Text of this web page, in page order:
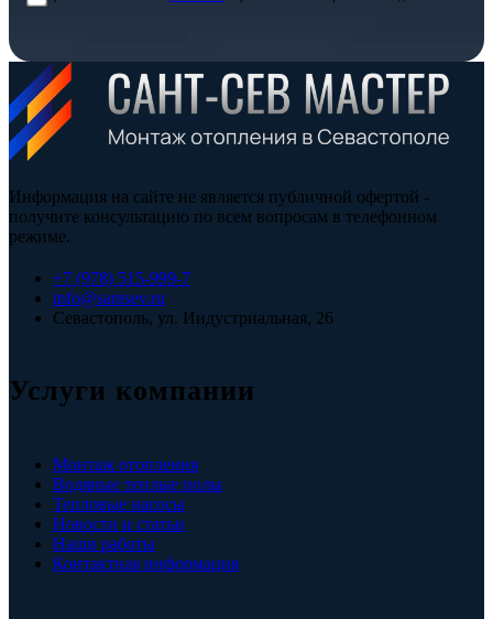
Информация на сайте не является публичной офертой -
получите консультацию по всем вопросам в телефонном
режиме.
+7 (978) 515-999-7
info@santsev.ru
Севастополь, ул. Индустриальная, 26
Услуги компании
Монтаж отопления
Водяные теплые полы
Тепловые насосы
Новости и статьи
Наши работы
Контактная информация